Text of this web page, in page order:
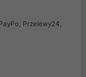
Przelewy24,